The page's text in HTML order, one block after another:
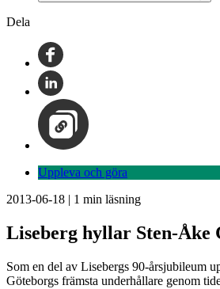
Dela
Uppleva och göra
2013-06-18 | 1 min läsning
Liseberg hyllar Sten-Åke
Som en del av Lisebergs 90-årsjubileum
Göteborgs främsta underhållare genom